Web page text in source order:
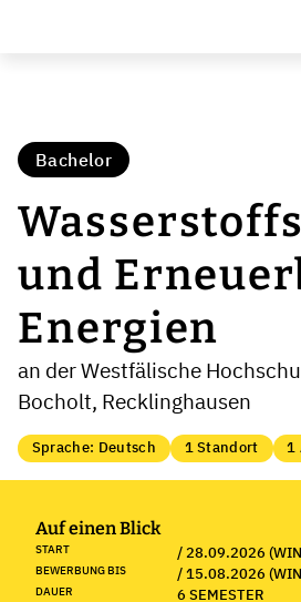
Bachelor
und
Energien
an der Westfälische
Bocholt, Recklinghausen
Sprache: Deutsch 1 Standort 1
Auf einen Blick
START / 28.09.2026
BEWERBUNG BIS / 15.08.2026
DAUER 6 SEMESTER